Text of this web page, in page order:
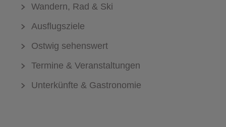
Wandern, Rad & Ski
Ausflugsziele
Ostwig sehenswert
Termine & Veranstaltungen
Unterkünfte & Gastronomie